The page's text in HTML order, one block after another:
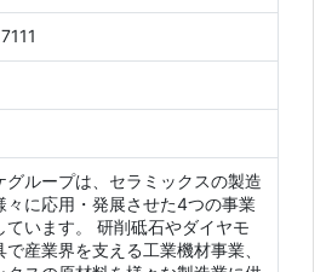
グループは、セラミックスの製造
々に応用・発展させた4つの事業
ています。 研削砥石やダイヤモ
で産業界を支える工業機材事業、